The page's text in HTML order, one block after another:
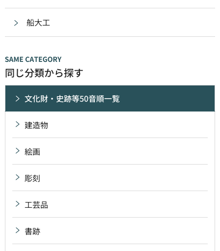
船大工
同じ分類から探す
文化財・史跡等50音順一覧
建造物
絵画
彫刻
工芸品
書跡